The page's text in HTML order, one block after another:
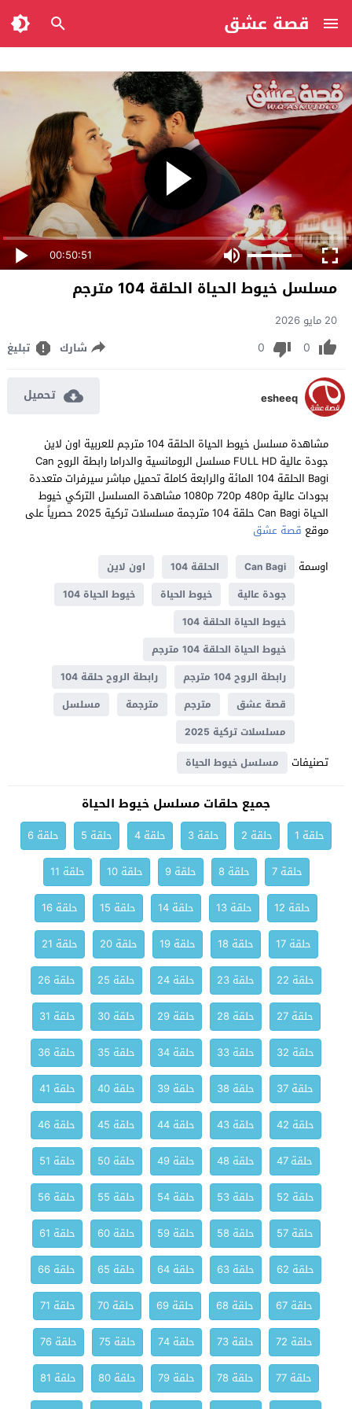
قصة عشق
00:50:51
مسلسل خيوط الحياة الحلقة 104 مترجم
20 مايو 2026
0
0 شارك تبليغ
esheeq تحميل
مشاهدة مسلسل خيوط الحياة الحلقة 104 مترجم للعربية اون لاين
جودة عالية FULL HD مسلسل الرومانسية والدراما رابطة الروح Can
Bagi الحلقة 104 المائة والرابعة كاملة تحميل مباشر سيرفرات متعددة
بجودات عالية 1080p 720p 480p مشاهدة المسلسل التركي خيوط
الحياة Can Bagi حلقة 104 مترجمة مسلسلات تركية 2025 حصرياً على
موقع قصة عشق
اوسمة
Can Bagi الحلقة 104
اون لاين
جودة عالية
خيوط الحياة
خيوط الحياة 104
خيوط الحياة الحلقة 104
خيوط الحياة الحلقة 104 مترجم
رابطة الروح 104 مترجم
رابطة الروح حلقة 104
قصة عشق
مترجم مترجمة
مسلسل
مسلسلات تركية 2025
تصنيفات مسلسل خيوط الحياة
جميع حلقات مسلسل خيوط الحياة
حلقة 1 حلقة 2 حلقة 3 حلقة 4 حلقة 5
حلقة 6
حلقة 7
حلقة 8 حلقة 9 حلقة 10
حلقة 11
حلقة 12
حلقة 13 حلقة 14 حلقة 15
حلقة 16
حلقة 17
حلقة 18 حلقة 19 حلقة 20
حلقة 21
حلقة 22
حلقة 23 حلقة 24 حلقة 25
حلقة 26
حلقة 27
حلقة 28 حلقة 29 حلقة 30
حلقة 31
حلقة 32
حلقة 33 حلقة 34 حلقة 35
حلقة 36
حلقة 37
حلقة 38 حلقة 39 حلقة 40
حلقة 41
حلقة 42
حلقة 43 حلقة 44 حلقة 45
حلقة 46
حلقة 47
حلقة 48 حلقة 49 حلقة 50
حلقة 51
حلقة 52
حلقة 53 حلقة 54 حلقة 55
حلقة 56
حلقة 57
حلقة 58 حلقة 59 حلقة 60
حلقة 61
حلقة 62
حلقة 63 حلقة 64 حلقة 65
حلقة 66
حلقة 67
حلقة 68 حلقة 69 حلقة 70
حلقة 71
حلقة 72
حلقة 73 حلقة 74 حلقة 75
حلقة 76
حلقة 77
حلقة 78 حلقة 79 حلقة 80
حلقة 81